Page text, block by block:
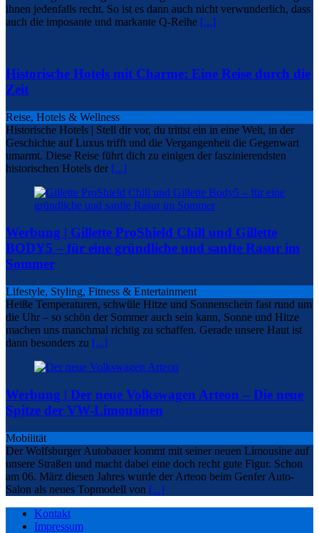
ihnen jedenfalls recht. So ist es dann auch nicht verwunderlich, dass
auch die imposante und markante Q-Reihe [...]
Historische Hotels mit Charme: Eine Reise durch die
Zeit
Reise, Hotels & Wellness
Historische Hotels | Stell dir vor, du trittst ein in eine Welt, in der
Geschichte auf Luxus trifft und die Vergangenheit die Gegenwart
umarmt. Diese Reise führt dich zu einigen der faszinierendsten
historischen Hotels der [...]
Werbung | Gillette ProShield Chill und Gillette
BODY5 – für eine gründliche und sanfte Rasur im
Sommer
Lifestyle, Styling, Fitness & Entertainment
Heiße Temperaturen, schwüle Hitze und Sonnenschein fast rund um
die Uhr – so schön der Sommer auch sein kann, Sonne und Hitze
machen uns manchmal richtig zu schaffen. Gerade unsere Haut ist
dann besonders zu [...]
Werbung | Der neue Volkswagen Arteon – Die neue
Spitze der VW-Limousinen
Mobilität
Der Wolfsburger Autobauer kommt mit seiner neuen Limousine auf
unsere Straßen und macht dabei eine doch recht gute Figur. Schon
am 06. März diesen Jahres wurde der Arteon beim Genfer Auto-
Salon als neues Topmodell von [...]
Kontakt
Impressum